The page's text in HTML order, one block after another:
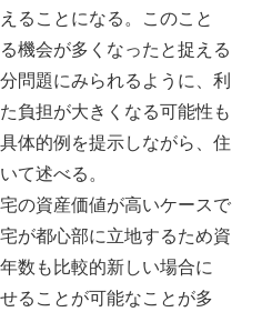
ることになる。このこと
機会が多くなったと捉える
問題にみられるように、利
負担が大きくなる可能性も
体的例を提示しながら、住
て述べる。
の資産価値が高いケースで
が都心部に立地するため資
数も比較的新しい場合に
ることが可能なことが多